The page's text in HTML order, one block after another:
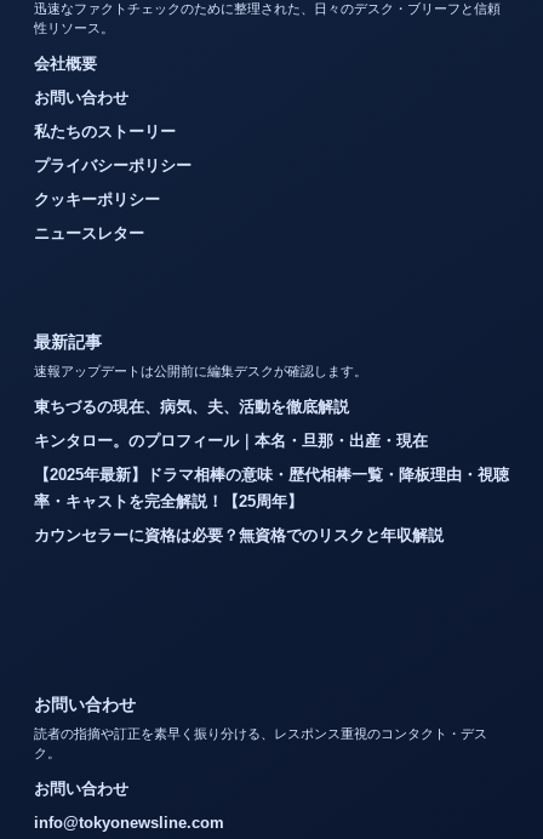
迅速なファクトチェックのために整理された、日々のデスク・ブリーフと信頼
性リソース。
会社概要
お問い合わせ
私たちのストーリー
プライバシーポリシー
クッキーポリシー
ニュースレター
最新記事
速報アップデートは公開前に編集デスクが確認します。
東ちづるの現在、病気、夫、活動を徹底解説
キンタロー。のプロフィール｜本名・旦那・出産・現在
【2025年最新】ドラマ相棒の意味・歴代相棒一覧・降板理由・視聴
率・キャストを完全解説！【25周年】
カウンセラーに資格は必要？無資格でのリスクと年収解説
お問い合わせ
読者の指摘や訂正を素早く振り分ける、レスポンス重視のコンタクト・デス
ク。
お問い合わせ
info@tokyonewsline.com